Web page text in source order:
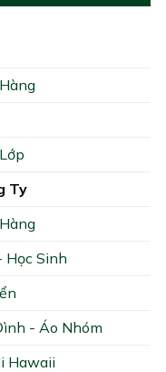
Ty
Học Sinh
- Áo Nhóm
Hawaii